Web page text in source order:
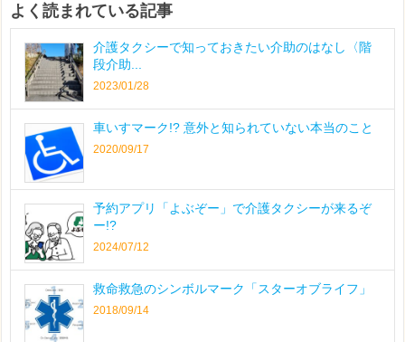
よく読まれている記事
介護タクシーで知っておきたい介助のはなし〈階
段介助...
2023/01/28
車いすマーク!? 意外と知られていない本当のこと
2020/09/17
予約アプリ「よぶぞー」で介護タクシーが来るぞ
ー!?
2024/07/12
救命救急のシンボルマーク「スターオブライフ」
2018/09/14